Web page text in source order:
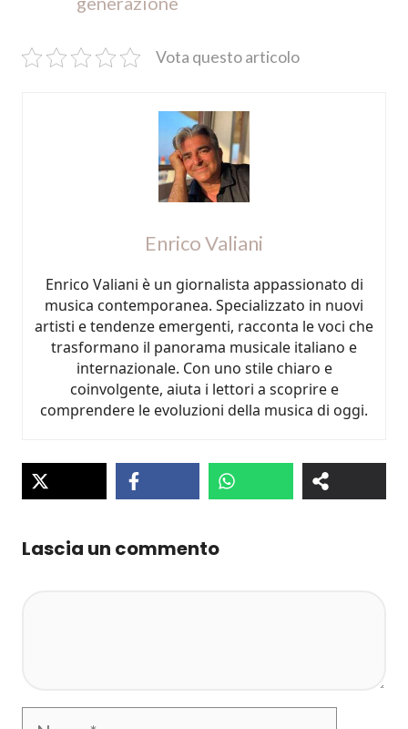
Vota questo articolo
Enrico Valiani
Enrico Valiani è un giornalista appassionato di
musica contemporanea. Specializzato in nuovi
artisti e tendenze emergenti, racconta le voci che
trasformano il panorama musicale italiano e
internazionale. Con uno stile chiaro e
coinvolgente, aiuta i lettori a scoprire e
comprendere le evoluzioni della musica di oggi.
Lascia un commento
Nome